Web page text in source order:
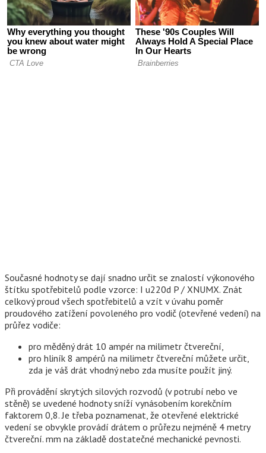
Současné hodnoty se dají snadno určit se znalostí výkonového
štítku spotřebitelů podle vzorce: I u220d P / XNUMX. Znát
celkový proud všech spotřebitelů a vzít v úvahu poměr
proudového zatížení povoleného pro vodič (otevřené vedení) na
průřez vodiče:
pro měděný drát 10 ampér na milimetr čtvereční,
pro hliník 8 ampérů na milimetr čtvereční můžete určit,
zda je váš drát vhodný nebo zda musíte použít jiný.
Při provádění skrytých silových rozvodů (v potrubí nebo ve
stěně) se uvedené hodnoty sníží vynásobením korekčním
faktorem 0,8. Je třeba poznamenat, že otevřené elektrické
vedení se obvykle provádí drátem o průřezu nejméně 4 metry
čtvereční. mm na základě dostatečné mechanické pevnosti.